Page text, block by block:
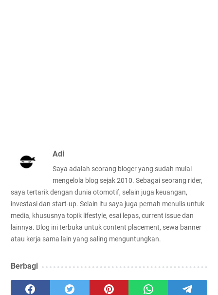
Adi
Saya adalah seorang bloger yang sudah mulai
mengelola blog sejak 2010. Sebagai seorang rider,
saya tertarik dengan dunia otomotif, selain juga keuangan,
investasi dan start-up. Selain itu saya juga pernah menulis untuk
media, khususnya topik lifestyle, esai lepas, current issue dan
lainnya. Blog ini terbuka untuk content placement, sewa banner
atau kerja sama lain yang saling menguntungkan.
Berbagi